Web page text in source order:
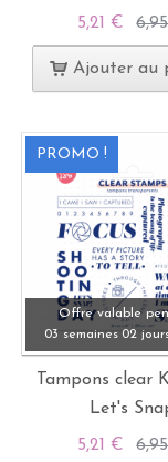
5,21 €
Ajouter au
PROMO !
Offre valable
03 semaines 02
Tampons clear
Let's
5,21 €